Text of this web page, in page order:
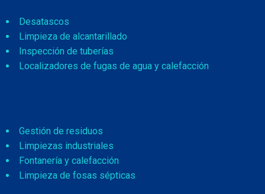
Desatascos
Limpieza de alcantarillado
Inspección de tuberías
Localizadores de fugas de agua y calefacción
Gestión de residuos
Limpiezas industriales
Fontanería y calefacción
Limpieza de fosas sépticas